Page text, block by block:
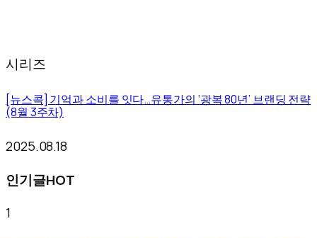
시리즈
[뉴스콕] 기억과 소비를 잇다…유통가의 ‘광복 80년’ 브랜딩 전략
(8월 3주차)
2025.08.18
인기글HOT
1